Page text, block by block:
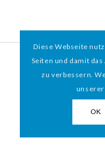
© 2026 HAMBURGER*MIT
Diese Webseite
Seiten und damit
zu verbessern.
OK